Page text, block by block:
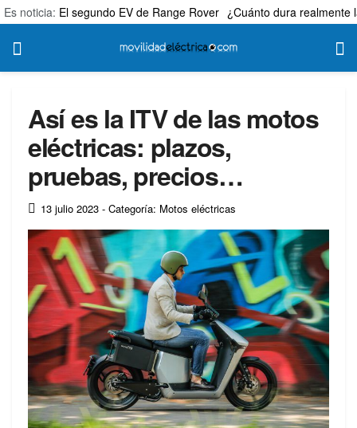
Es noticia: El segundo EV de Range Rover ¿Cuánto dura realmente
Así es la ITV de las motos
eléctricas: plazos,
pruebas, precios…
13 julio 2023 - Categoría: Motos eléctricas